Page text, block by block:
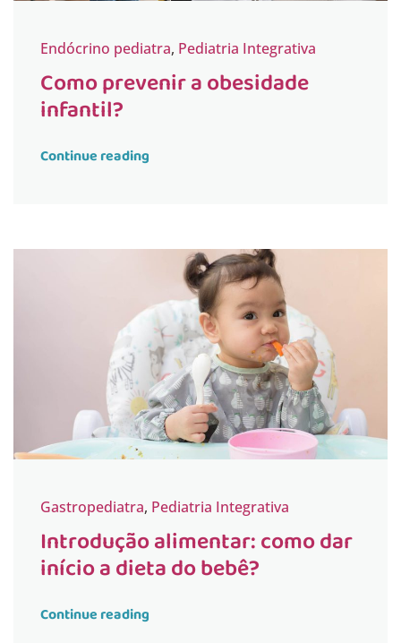
Endócrino pediatra, Pediatria Integrativa
Como prevenir a obesidade
infantil?
Continue reading
Gastropediatra, Pediatria Integrativa
Introdução alimentar: como dar
início a dieta do bebê?
Continue reading